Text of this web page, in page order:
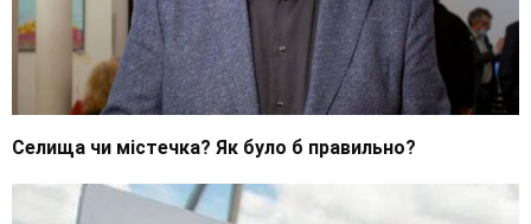
Селища чи містечка? Як було б правильно?